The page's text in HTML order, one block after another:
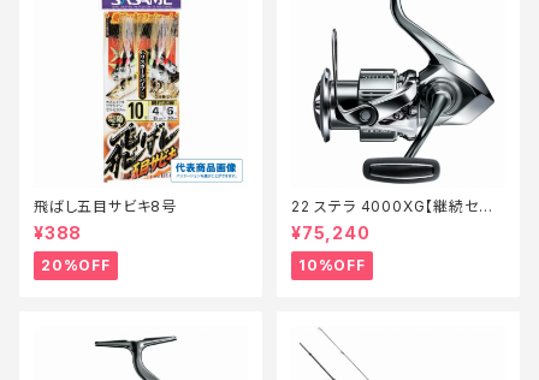
飛ばし五目サビキ8号
¥388
20%OFF
22 ステラ 4000XG【継続セー
ル_リール】【10】
¥75,240
10%OFF